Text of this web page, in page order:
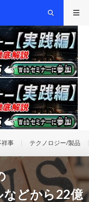
祥事 テクノロジー/製品
どから22億